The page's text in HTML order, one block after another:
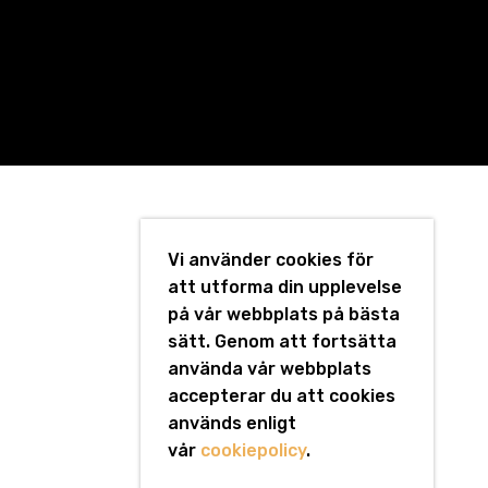
Vi använder cookies för
att utforma din upplevelse
på vår webbplats på bästa
sätt. Genom att fortsätta
använda vår webbplats
accepterar du att cookies
används enligt
vår cookiepolicy.